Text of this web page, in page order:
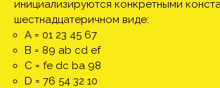
инициализируются конкретными
шестнадцатеричном виде:
A = 01 23 45 67
B = 89 ab cd ef
C = fe dc ba 98
D = 76 54 32 10